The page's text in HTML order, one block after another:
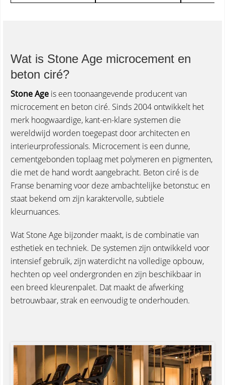
Wat is Stone Age microcement en
beton ciré?
Stone Age is een toonaangevende producent van
microcement en beton ciré. Sinds 2004 ontwikkelt het
merk hoogwaardige, kant-en-klare systemen die
wereldwijd worden toegepast door architecten en
interieurprofessionals. Microcement is een dunne,
cementgebonden toplaag met polymeren en pigmenten,
die met de hand wordt aangebracht. Beton ciré is de
Franse benaming voor deze ambachtelijke betonstuc en
staat bekend om zijn karaktervolle, subtiele
kleurnuances.
Wat Stone Age bijzonder maakt, is de combinatie van
esthetiek en techniek. De systemen zijn ontwikkeld voor
intensief gebruik, zijn waterdicht na volledige opbouw,
hechten op veel ondergronden en zijn beschikbaar in
een breed kleurenpalet. Dat maakt de afwerking
betrouwbaar, strak en eenvoudig te onderhouden.